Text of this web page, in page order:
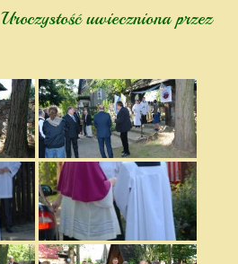
Uroczystość uwieczniona przez